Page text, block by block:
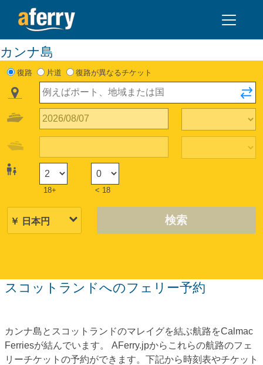
カンナ島
復路 片道 復路が異なるチケット
18+ < 18
検索
スコットランドへのフェリー予約
カンナ島とスコットランドのマレイグを結ぶ航路をCalmac
Ferriesが結んでいます。 AFerry.jpからこれらの航路のフェ
リーチケットの予約ができます。下記から時刻表やチケット